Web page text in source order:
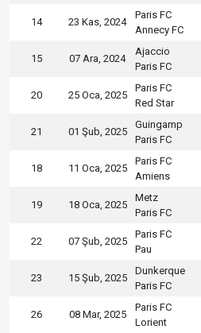
14 23 Kas, 2024
Paris FC
Annecy FC
15 07 Ara, 2024
Ajaccio
Paris FC
20 25 Oca, 2025
Paris FC
Red Star
21 01 Şub, 2025
Guingamp
Paris FC
18 11 Oca, 2025
Paris FC
Amiens
19 18 Oca, 2025
Metz
Paris FC
22 07 Şub, 2025
Paris FC
Pau
23 15 Şub, 2025
Dunkerque
Paris FC
26 08 Mar, 2025
Paris FC
Lorient